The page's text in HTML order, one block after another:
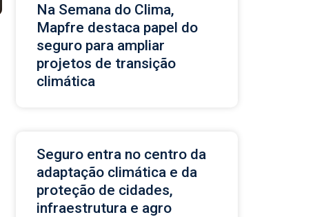
Na Semana do Clima,
Mapfre destaca papel do
seguro para ampliar
projetos de transição
climática
Seguro entra no centro da
adaptação climática e da
proteção de cidades,
infraestrutura e agro